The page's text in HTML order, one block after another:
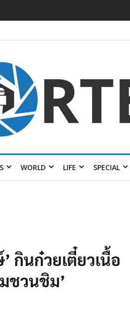
าไลเซนส์ ‘กุชชี่’ 50 ปี พร้อมส่ง 4 แบรนด์ใ
WORLD LIFE SPECIAL
กินก๋วยเตี๋ยวเนื้อ
ชวนชิม’